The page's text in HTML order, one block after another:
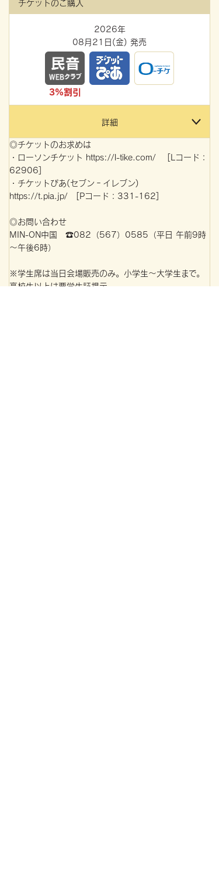
チケットのご購入
2026年
08月21日(金) 発売
3%割引
詳細
◎チケットのお求めは
・ローソンチケット https://l-tike.com/ [Lコード：
62906]
・チケットぴあ(セブン‐イレブン)
https://t.pia.jp/ [Pコード：331-162]
◎お問い合わせ
MIN-ON中国 ☎082（567）0585（平日 午前9時
～午後6時）
※学生席は当日会場販売のみ。小学生～大学生まで。
高校生以上は要学生証提示。